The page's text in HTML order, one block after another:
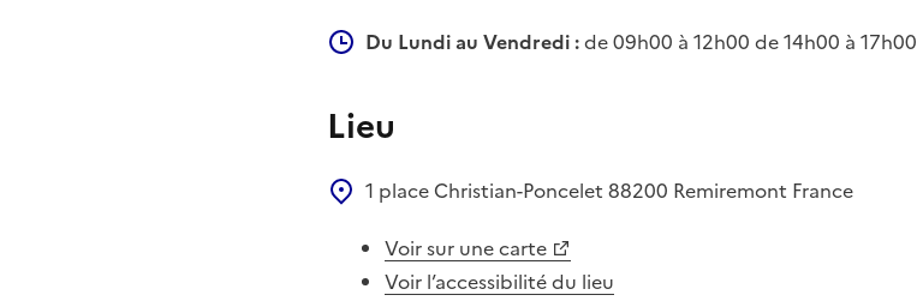
Du Lundi au Vendredi :de 09h00 à 12h00 de 14h00 à 17h00
Lieu
1 place Christian-Poncelet 88200 Remiremont France
Voir sur une carte
Voir l’accessibilité du lieu